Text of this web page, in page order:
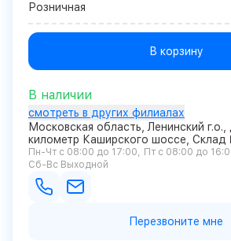
Розничная
В корзину
В наличии
смотреть в других филиалах
Московская область, Ленинский г.о.,
километр Каширского шоссе,
Пн-Чт с 08:00 до 17:00
Пт с 08:00 до
Сб-Вс Выходной
Перезвоните мне